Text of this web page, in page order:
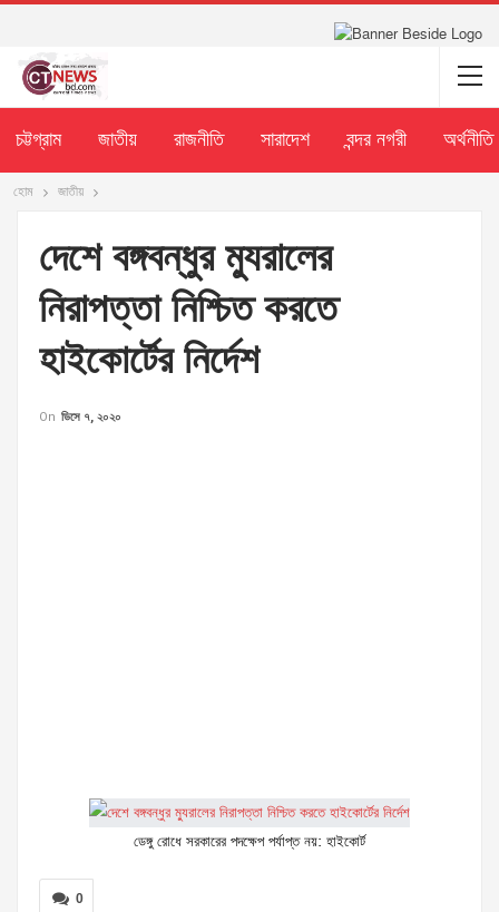
চট্টগ্রাম জাতীয় রাজনীতি সারাদেশ বন্দর নগরী অর্থনীতি
হোম জাতীয়
দেশে বঙ্গবন্ধুর ম্যুরালের
নিরাপত্তা নিশ্চিত করতে
হাইকোর্টের নির্দেশ
On ডিসে ৭, ২০২০
ডেঙ্গু রোধে সরকারের পদক্ষেপ পর্যাপ্ত নয়: হাইকোর্ট
0